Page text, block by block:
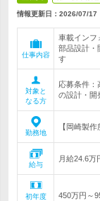
情報更新日：2026/07/17
仕事内容
車載インフ
部品設計・
す
対象と
なる方
応募条件：
の設計・開
勤務地
【岡崎製
給与
月給24.6万
初年度
450万円～